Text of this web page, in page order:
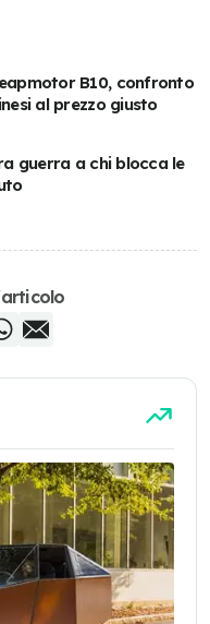
B10, confronto
al prezzo giusto
guerra a chi blocca le